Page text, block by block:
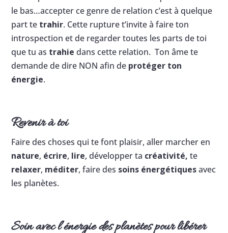
le bas…accepter ce genre de relation c’est à quelque
part te trahir. Cette rupture t’invite à faire ton
introspection et de regarder toutes les parts de toi
que tu as trahie dans cette relation. Ton âme te
demande de dire NON afin de protéger ton
énergie.
Revenir à toi
Faire des choses qui te font plaisir, aller marcher en
nature, écrire, lire, développer ta créativité, te
relaxer, méditer, faire des soins énergétiquesavec
les planètes.
Soin avec l’énergie des planètes pour libérer